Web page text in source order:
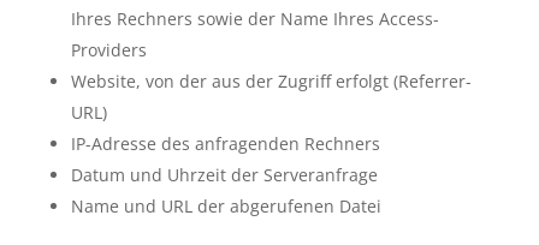
Ihres Rechners sowie der Name Ihres Access-
Providers
Website, von der aus der Zugriff erfolgt (Referrer-
URL)
IP-Adresse des anfragenden Rechners
Datum und Uhrzeit der Serveranfrage
Name und URL der abgerufenen Datei